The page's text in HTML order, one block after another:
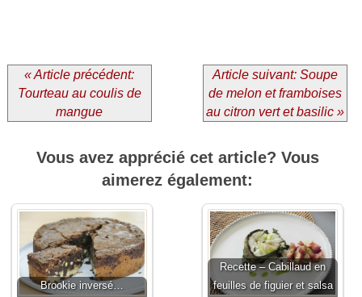
« Article précédent:
Tourteau au coulis de
mangue
Article suivant: Soupe
de melon et framboises
au citron vert et basilic »
Vous avez apprécié cet article? Vous
aimerez également:
Brookie inversé…
Recette – Cabillaud en
feuilles de figuier et salsa